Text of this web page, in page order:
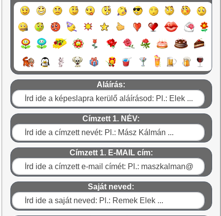
Aláírás:
Címzett 1. NÉV:
Címzett 1. E-MAIL cím:
Saját neved: